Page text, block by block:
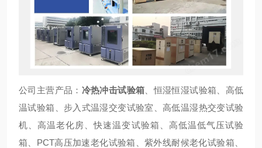
公司主营产品： 冷热冲击试验箱 、恒湿恒湿试验箱、高低
温试验箱、步入式温湿交变试验室、高低温湿热交变试验
机、高温老化房、快速温变试验箱、高低温低气压试验
箱、PCT高压加速老化试验箱、紫外线耐候老化试验箱、